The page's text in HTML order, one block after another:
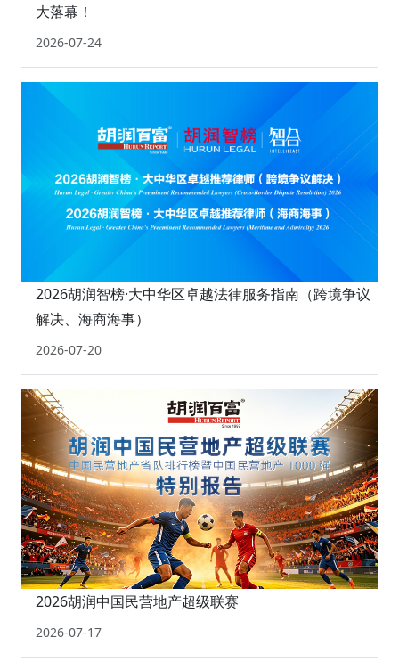
大落幕！
2026-07-24
2026胡润智榜·大中华区卓越法律服务指南（跨境争议
解决、海商海事）
2026-07-20
2026胡润中国民营地产超级联赛
2026-07-17